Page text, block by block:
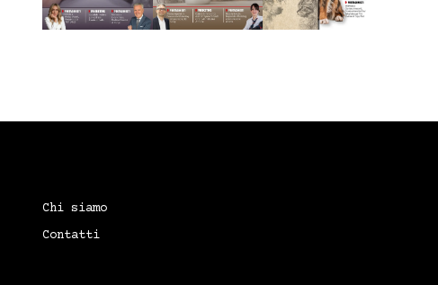
Chi siamo
Contatti